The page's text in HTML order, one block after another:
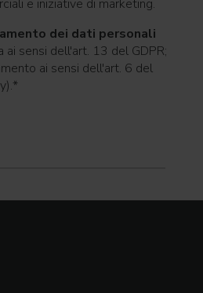
e iniziative di marketing.
dei dati personali
sensi dell'art. 13 del GDPR;
ai sensi dell'art. 6 del
*